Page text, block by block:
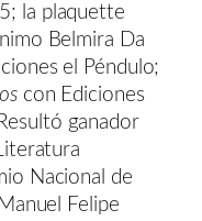
la plaquette
Belmira Da
el Péndulo;
con Ediciones
ganador
Nacional de
Felipe